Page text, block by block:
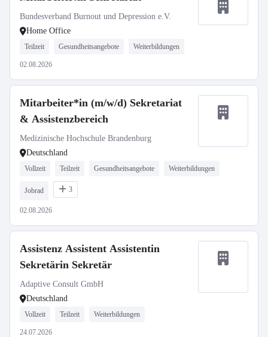
Bundesverband Burnout und Depression e.V.
Home Office
Teilzeit Gesundheitsangebote Weiterbildungen
02.08.2026
Mitarbeiter*in (m/w/d) Sekretariat
& Assistenzbereich
Medizinische Hochschule Brandenburg
Deutschland
Vollzeit Teilzeit Gesundheitsangebote Weiterbildungen
Jobrad 3
02.08.2026
Assistenz Assistent Assistentin
Sekretärin Sekretär
Adaptive Consult GmbH
Deutschland
Vollzeit Teilzeit Weiterbildungen
24.07.2026